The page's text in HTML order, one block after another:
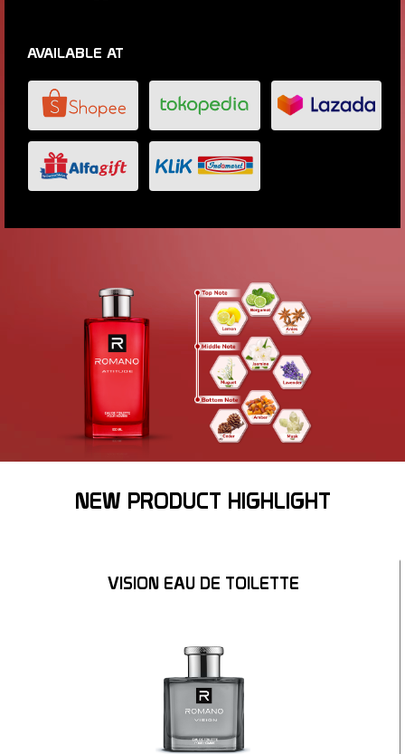
AVAILABLE AT
NEW PRODUCT HIGHLIGHT
VISION EAU DE TOILETTE